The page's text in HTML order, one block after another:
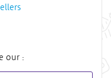
our :